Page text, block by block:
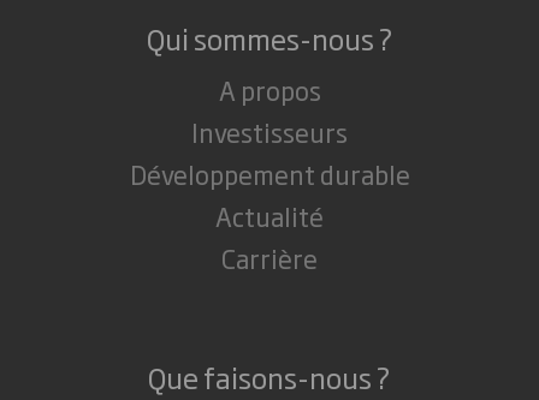
Qui sommes-nous ?
A propos
Investisseurs
Développement durable
Actualité
Carrière
Que faisons-nous ?